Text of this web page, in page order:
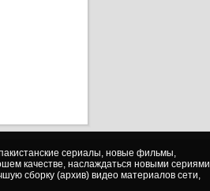
сериалы, новые фильмы,
качестве, наслаждаться новыми сериями
сборку (архив) видео материалов сети,